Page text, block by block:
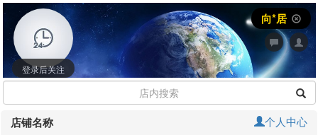
登录后关注
向*居
店铺名称 个人中心